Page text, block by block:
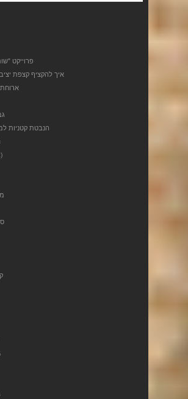
"פרוייקט
איך להקציף קצפת
הנבטת קטניות
חגים ומועדים :)